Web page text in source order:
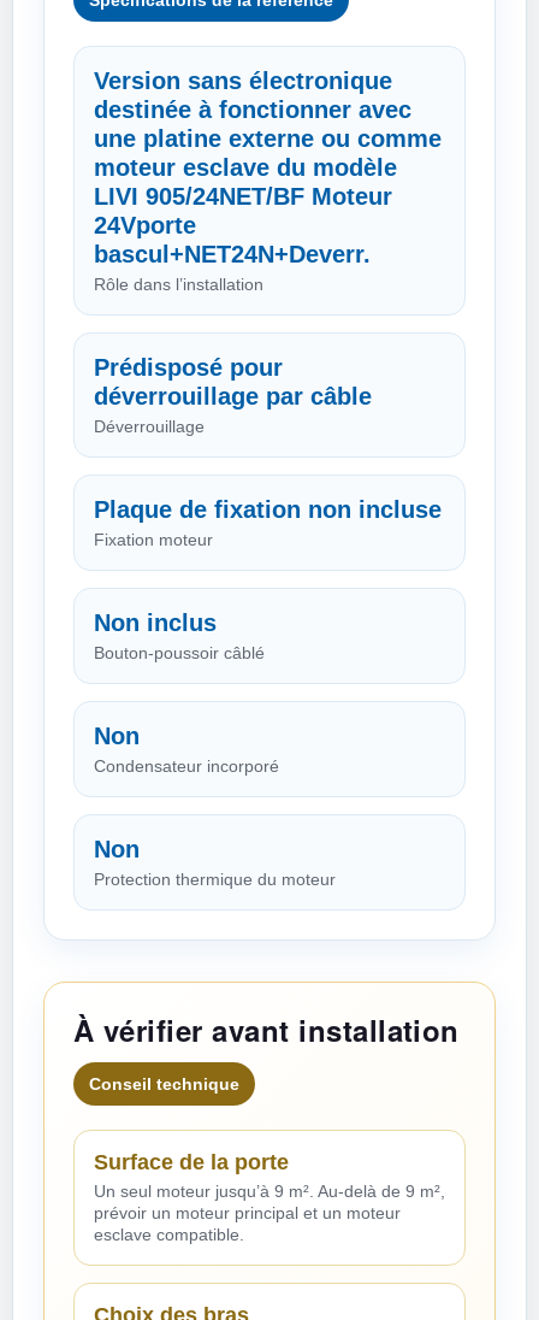
Version sans électronique
destinée à fonctionner avec
une platine externe ou comme
moteur esclave du modèle
LIVI 905/24NET/BF Moteur
24Vporte
bascul+NET24N+Deverr.
Rôle dans l’installation
Prédisposé pour
déverrouillage par câble
Déverrouillage
Plaque de fixation non incluse
Fixation moteur
Non inclus
Bouton-poussoir câblé
Non
Condensateur incorporé
Non
Protection thermique du moteur
À vérifier avant installation
Conseil technique
Surface de la porte
Un seul moteur jusqu’à 9 m². Au-delà de 9 m²,
prévoir un moteur principal et un moteur
esclave compatible.
Choix des bras